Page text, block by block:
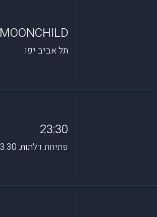
MOONCHILD
תל אביב יפו
23:30
פתיחת דלתות: 23:30